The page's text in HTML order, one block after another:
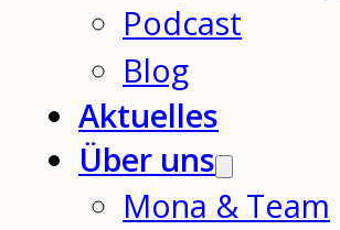
Podcast
Blog
Aktuelles
Über uns
Mona & Team